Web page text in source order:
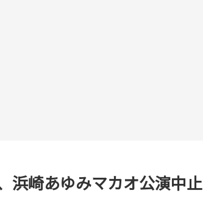
浜崎あゆみマカオ公演中止